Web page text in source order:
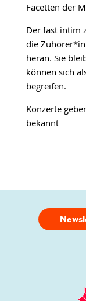
Facetten der
Der fast intim
die
heran. Sie
können sich
begreifen.
Konzerte
bekannt